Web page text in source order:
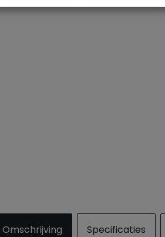
Omschrijving Specificaties